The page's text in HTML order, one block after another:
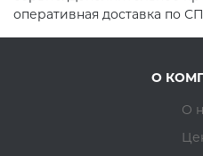
оперативная доставка по
О
О